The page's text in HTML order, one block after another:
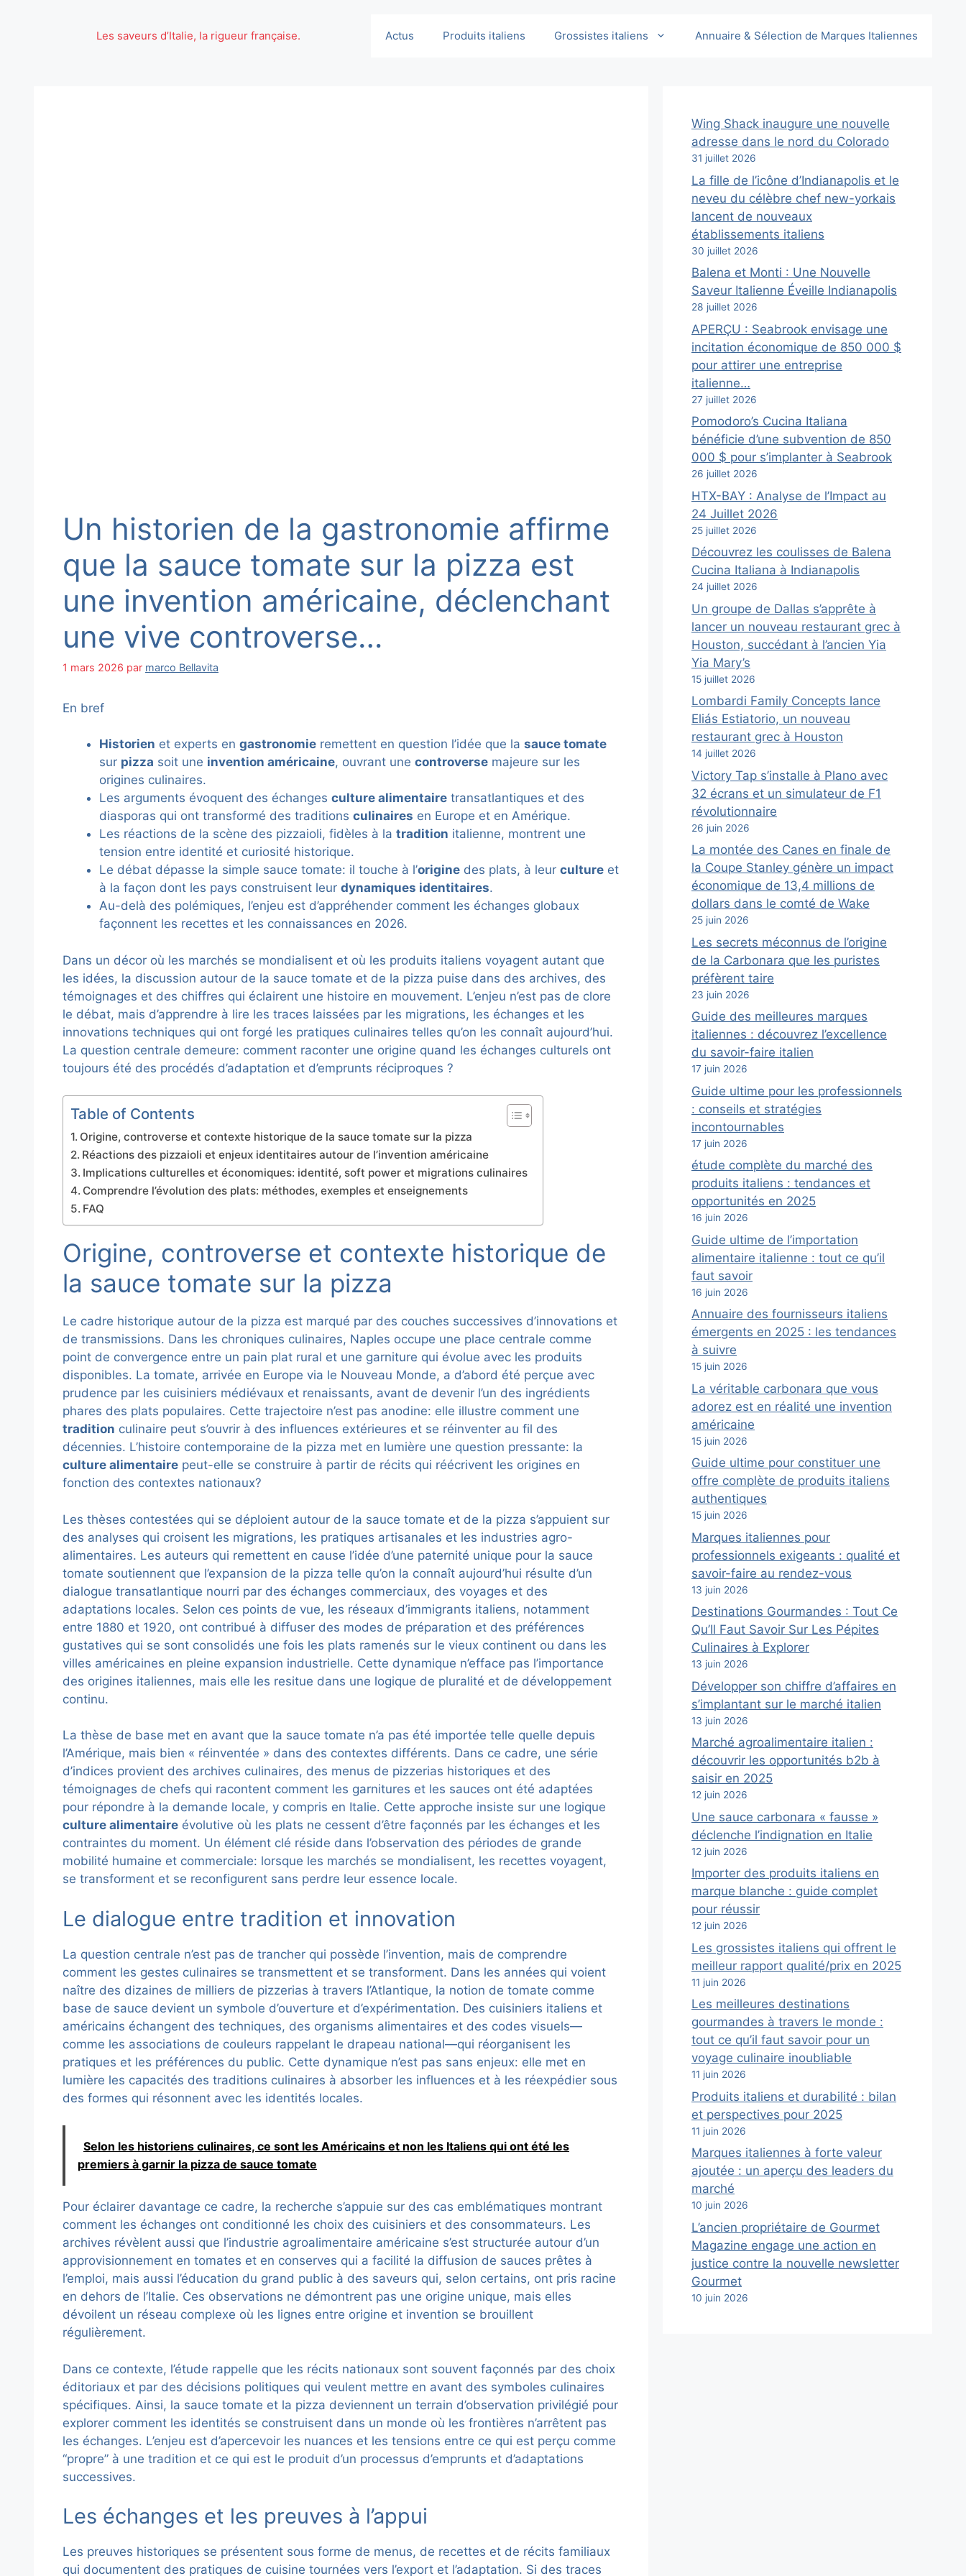
Les saveurs d’Italie, la rigueur française. Actus Produits italiens Grossistes italiens Annuaire & Sélection de Marques Italiennes
Un historien de la gastronomie affirme
que la sauce tomate sur la pizza est
une invention américaine, déclenchant
une vive controverse…
1 mars 2026 par marco Bellavita
En bref
Historien et experts en gastronomie remettent en question l’idée que la sauce tomate
sur pizza soit une invention américaine, ouvrant une controverse majeure sur les
origines culinaires.
Les arguments évoquent des échanges culture alimentaire transatlantiques et des
diasporas qui ont transformé des traditions culinaires en Europe et en Amérique.
Les réactions de la scène des pizzaioli, fidèles à la tradition italienne, montrent une
tension entre identité et curiosité historique.
Le débat dépasse la simple sauce tomate: il touche à l’origine des plats, à leur culture et
à la façon dont les pays construisent leur dynamiques identitaires.
Au-delà des polémiques, l’enjeu est d’appréhender comment les échanges globaux
façonnent les recettes et les connaissances en 2026.
Dans un décor où les marchés se mondialisent et où les produits italiens voyagent autant que
les idées, la discussion autour de la sauce tomate et de la pizza puise dans des archives, des
témoignages et des chiffres qui éclairent une histoire en mouvement. L’enjeu n’est pas de clore
le débat, mais d’apprendre à lire les traces laissées par les migrations, les échanges et les
innovations techniques qui ont forgé les pratiques culinaires telles qu’on les connaît aujourd’hui.
La question centrale demeure: comment raconter une origine quand les échanges culturels ont
toujours été des procédés d’adaptation et d’emprunts réciproques ?
Table of Contents
Origine, controverse et contexte historique de la sauce tomate sur la pizza
Réactions des pizzaioli et enjeux identitaires autour de l’invention américaine
Implications culturelles et économiques: identité, soft power et migrations culinaires
Comprendre l’évolution des plats: méthodes, exemples et enseignements
FAQ
Origine, controverse et contexte historique de
la sauce tomate sur la pizza
Le cadre historique autour de la pizza est marqué par des couches successives d’innovations et
de transmissions. Dans les chroniques culinaires, Naples occupe une place centrale comme
point de convergence entre un pain plat rural et une garniture qui évolue avec les produits
disponibles. La tomate, arrivée en Europe via le Nouveau Monde, a d’abord été perçue avec
prudence par les cuisiniers médiévaux et renaissants, avant de devenir l’un des ingrédients
phares des plats populaires. Cette trajectoire n’est pas anodine: elle illustre comment une
tradition culinaire peut s’ouvrir à des influences extérieures et se réinventer au fil des
décennies. L’histoire contemporaine de la pizza met en lumière une question pressante: la
culture alimentaire peut-elle se construire à partir de récits qui réécrivent les origines en
fonction des contextes nationaux?
Les thèses contestées qui se déploient autour de la sauce tomate et de la pizza s’appuient sur
des analyses qui croisent les migrations, les pratiques artisanales et les industries agro-
alimentaires. Les auteurs qui remettent en cause l’idée d’une paternité unique pour la sauce
tomate soutiennent que l’expansion de la pizza telle qu’on la connaît aujourd’hui résulte d’un
dialogue transatlantique nourri par des échanges commerciaux, des voyages et des
adaptations locales. Selon ces points de vue, les réseaux d’immigrants italiens, notamment
entre 1880 et 1920, ont contribué à diffuser des modes de préparation et des préférences
gustatives qui se sont consolidés une fois les plats ramenés sur le vieux continent ou dans les
villes américaines en pleine expansion industrielle. Cette dynamique n’efface pas l’importance
des origines italiennes, mais elle les resitue dans une logique de pluralité et de développement
continu.
La thèse de base met en avant que la sauce tomate n’a pas été importée telle quelle depuis
l’Amérique, mais bien « réinventée » dans des contextes différents. Dans ce cadre, une série
d’indices provient des archives culinaires, des menus de pizzerias historiques et des
témoignages de chefs qui racontent comment les garnitures et les sauces ont été adaptées
pour répondre à la demande locale, y compris en Italie. Cette approche insiste sur une logique
culture alimentaire évolutive où les plats ne cessent d’être façonnés par les échanges et les
contraintes du moment. Un élément clé réside dans l’observation des périodes de grande
mobilité humaine et commerciale: lorsque les marchés se mondialisent, les recettes voyagent,
se transforment et se reconfigurent sans perdre leur essence locale.
Le dialogue entre tradition et innovation
La question centrale n’est pas de trancher qui possède l’invention, mais de comprendre
comment les gestes culinaires se transmettent et se transforment. Dans les années qui voient
naître des dizaines de milliers de pizzerias à travers l’Atlantique, la notion de tomate comme
base de sauce devient un symbole d’ouverture et d’expérimentation. Des cuisiniers italiens et
américains échangent des techniques, des organisms alimentaires et des codes visuels—
comme les associations de couleurs rappelant le drapeau national—qui réorganisent les
pratiques et les préférences du public. Cette dynamique n’est pas sans enjeux: elle met en
lumière les capacités des traditions culinaires à absorber les influences et à les réexpédier sous
des formes qui résonnent avec les identités locales.
Selon les historiens culinaires, ce sont les Américains et non les Italiens qui ont été les
premiers à garnir la pizza de sauce tomate
Pour éclairer davantage ce cadre, la recherche s’appuie sur des cas emblématiques montrant
comment les échanges ont conditionné les choix des cuisiniers et des consommateurs. Les
archives révèlent aussi que l’industrie agroalimentaire américaine s’est structurée autour d’un
approvisionnement en tomates et en conserves qui a facilité la diffusion de sauces prêtes à
l’emploi, mais aussi l’éducation du grand public à des saveurs qui, selon certains, ont pris racine
en dehors de l’Italie. Ces observations ne démontrent pas une origine unique, mais elles
dévoilent un réseau complexe où les lignes entre origine et invention se brouillent
régulièrement.
Dans ce contexte, l’étude rappelle que les récits nationaux sont souvent façonnés par des choix
éditoriaux et par des décisions politiques qui veulent mettre en avant des symboles culinaires
spécifiques. Ainsi, la sauce tomate et la pizza deviennent un terrain d’observation privilégié pour
explorer comment les identités se construisent dans un monde où les frontières n’arrêtent pas
les échanges. L’enjeu est d’apercevoir les nuances et les tensions entre ce qui est perçu comme
“propre” à une tradition et ce qui est le produit d’un processus d’emprunts et d’adaptations
successives.
Les échanges et les preuves à l’appui
Les preuves historiques se présentent sous forme de menus, de recettes et de récits familiaux
qui documentent des pratiques de cuisine tournées vers l’export et l’adaptation. Si des traces
Wing Shack inaugure une nouvelle
adresse dans le nord du Colorado
31 juillet 2026
La fille de l’icône d’Indianapolis et le
neveu du célèbre chef new-yorkais
lancent de nouveaux
établissements italiens
30 juillet 2026
Balena et Monti : Une Nouvelle
Saveur Italienne Éveille Indianapolis
28 juillet 2026
APERÇU : Seabrook envisage une
incitation économique de 850 000 $
pour attirer une entreprise
italienne…
27 juillet 2026
Pomodoro’s Cucina Italiana
bénéficie d’une subvention de 850
000 $ pour s’implanter à Seabrook
26 juillet 2026
HTX-BAY : Analyse de l’Impact au
24 Juillet 2026
25 juillet 2026
Découvrez les coulisses de Balena
Cucina Italiana à Indianapolis
24 juillet 2026
Un groupe de Dallas s’apprête à
lancer un nouveau restaurant grec à
Houston, succédant à l’ancien Yia
Yia Mary’s
15 juillet 2026
Lombardi Family Concepts lance
Eliás Estiatorio, un nouveau
restaurant grec à Houston
14 juillet 2026
Victory Tap s’installe à Plano avec
32 écrans et un simulateur de F1
révolutionnaire
26 juin 2026
La montée des Canes en finale de
la Coupe Stanley génère un impact
économique de 13,4 millions de
dollars dans le comté de Wake
25 juin 2026
Les secrets méconnus de l’origine
de la Carbonara que les puristes
préfèrent taire
23 juin 2026
Guide des meilleures marques
italiennes : découvrez l’excellence
du savoir-faire italien
17 juin 2026
Guide ultime pour les professionnels
: conseils et stratégies
incontournables
17 juin 2026
étude complète du marché des
produits italiens : tendances et
opportunités en 2025
16 juin 2026
Guide ultime de l’importation
alimentaire italienne : tout ce qu’il
faut savoir
16 juin 2026
Annuaire des fournisseurs italiens
émergents en 2025 : les tendances
à suivre
15 juin 2026
La véritable carbonara que vous
adorez est en réalité une invention
américaine
15 juin 2026
Guide ultime pour constituer une
offre complète de produits italiens
authentiques
15 juin 2026
Marques italiennes pour
professionnels exigeants : qualité et
savoir-faire au rendez-vous
13 juin 2026
Destinations Gourmandes : Tout Ce
Qu’Il Faut Savoir Sur Les Pépites
Culinaires à Explorer
13 juin 2026
Développer son chiffre d’affaires en
s’implantant sur le marché italien
13 juin 2026
Marché agroalimentaire italien :
découvrir les opportunités b2b à
saisir en 2025
12 juin 2026
Une sauce carbonara « fausse »
déclenche l’indignation en Italie
12 juin 2026
Importer des produits italiens en
marque blanche : guide complet
pour réussir
12 juin 2026
Les grossistes italiens qui offrent le
meilleur rapport qualité/prix en 2025
11 juin 2026
Les meilleures destinations
gourmandes à travers le monde :
tout ce qu’il faut savoir pour un
voyage culinaire inoubliable
11 juin 2026
Produits italiens et durabilité : bilan
et perspectives pour 2025
11 juin 2026
Marques italiennes à forte valeur
ajoutée : un aperçu des leaders du
marché
10 juin 2026
L’ancien propriétaire de Gourmet
Magazine engage une action en
justice contre la nouvelle newsletter
Gourmet
10 juin 2026